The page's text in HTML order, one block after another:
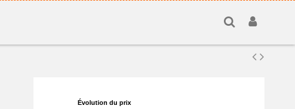
Évolution du prix